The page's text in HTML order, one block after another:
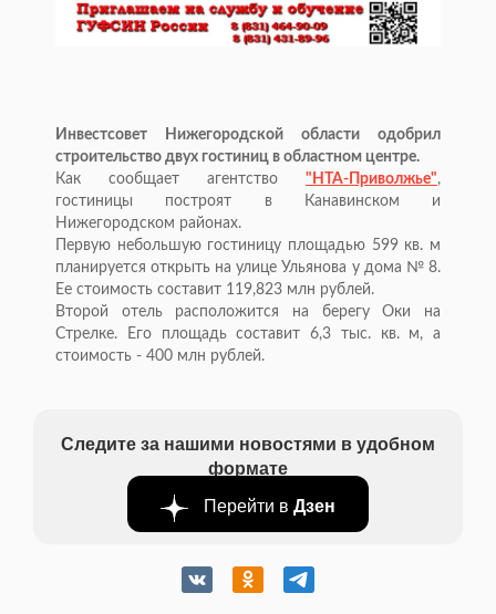
Инвестсовет Нижегородской области одобрил
строительство двух гостиниц в областном центре.
Как сообщает агентство "НТА-Приволжье",
гостиницы построят в Канавинском и
Нижегородском районах.
Первую небольшую гостиницу площадью 599 кв. м
планируется открыть на улице Ульянова у дома № 8.
Ее стоимость составит 119,823 млн рублей.
Второй отель расположится на берегу Оки на
Стрелке. Его площадь составит 6,3 тыс. кв. м, а
стоимость - 400 млн рублей.
Следите за нашими новостями в удобном
формате
Перейти в Дзен